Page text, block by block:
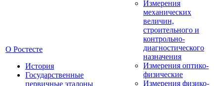
О Ростесте
История
Государственные
первичные эталоны
Измерения
механических
величин,
строительного и
контрольно-
диагностического
назначения
Измерения оптико-
физические
Измерения физико-